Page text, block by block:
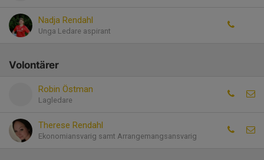
Nadja Rendahl
Unga Ledare aspirant
Volontärer
Robin Östman
Lagledare
Therese Rendahl
Ekonomiansvarig samt Arrangemangsansvarig